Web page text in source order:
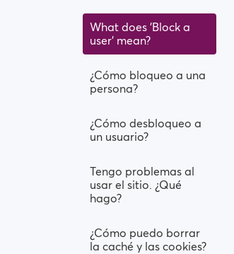
What does 'Block a
user' mean?
¿Cómo bloqueo a una
persona?
¿Cómo desbloqueo a
un usuario?
Tengo problemas al
usar el sitio. ¿Qué
hago?
¿Cómo puedo borrar
la caché y las cookies?